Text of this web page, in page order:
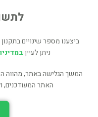
מקרא
ביצענו מספר שינויים
ניתן לעיין
המשך הגלישה באתר, מהווה
האתר המעודכנים,